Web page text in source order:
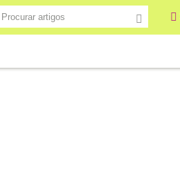
Procurar artigos